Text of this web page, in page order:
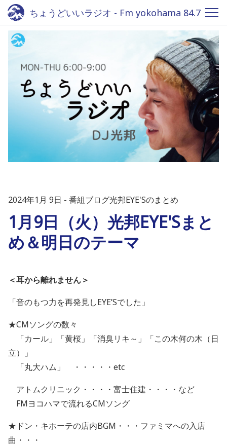
ちょうどいいラジオ - Fm yokohama 84.7
2024年1月 9日 番組ブログ光邦EYE'Sのまとめ
1月9日（火）光邦EYE'Sまと
め＆明日のテーマ
＜耳から離れません＞
「音のもつ力を再発見しEYE’Sでした」
★CMソングの数々
「カール」「黄桜」「消臭リキ～」「この木何の木（日
立）」
「丸大ハム」 ・・・・・etc
アトムクリニック・・・・富士住建・・・・など
FMヨコハマで流れるCMソング
★ドン・キホーテの店内BGM・・・ファミマへの入店
曲・・・